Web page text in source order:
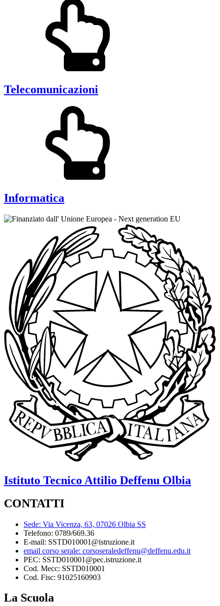
Telecomunicazioni
Informatica
Istituto Tecnico Attilio Deffenu Olbia
CONTATTI
Sede: Via Vicenza, 63, 07026 Olbia SS
Telefono: 0789/669.36
E-mail: SSTD010001@istruzione.it
email corso serale: corsoseraledeffenu@deffenu.edu.it
PEC: SSTD010001@pec.istruzione.it
Cod. Mecc: SSTD010001
Cod. Fisc: 91025160903
La Scuola